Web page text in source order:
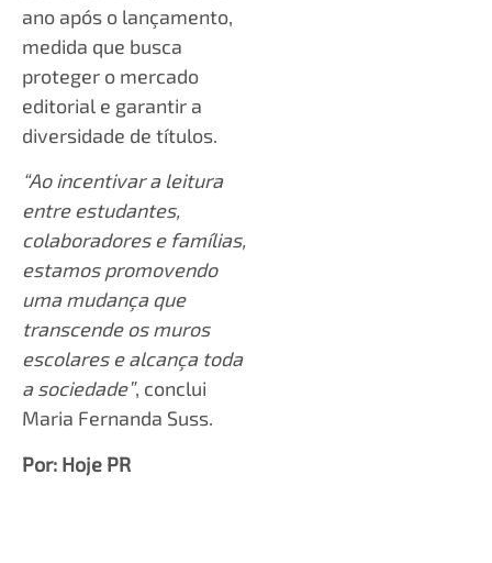
ano após o lançamento,
medida que busca
proteger o mercado
editorial e garantir a
diversidade de títulos.
“Ao incentivar a leitura
entre estudantes,
colaboradores e famílias,
estamos promovendo
uma mudança que
transcende os muros
escolares e alcança toda
a sociedade”, conclui
Maria Fernanda Suss.
Por: Hoje PR